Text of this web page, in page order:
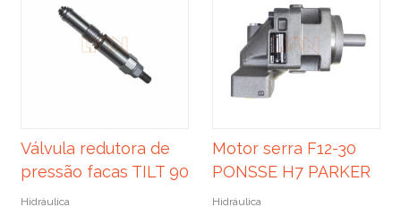
Válvula redutora de
pressão facas TILT 90
Hidráulica
Motor serra F12-30
PONSSE H7 PARKER
Hidráulica